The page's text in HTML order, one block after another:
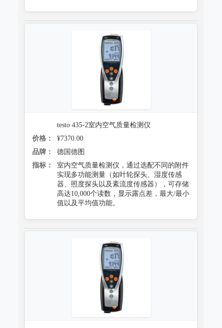
testo 435-2室内空气质量检测仪
价格：
¥7370.00
品牌：
德国德图
指标：
室内空气质量检测仪，通过选配不同的附件
实现多功能测量（如叶轮探头、湿度传感
器、照度探头以及紊流度传感器），可存储
高达10,000个读数，显示露点差，最大/最小
值以及平均值功能。